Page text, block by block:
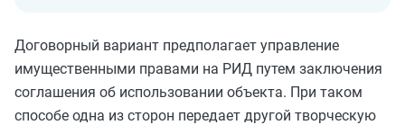
Договорный вариант предполагает управление
имущественными правами на РИД путем заключения
соглашения об использовании объекта. При таком
способе одна из сторон передает другой творческую